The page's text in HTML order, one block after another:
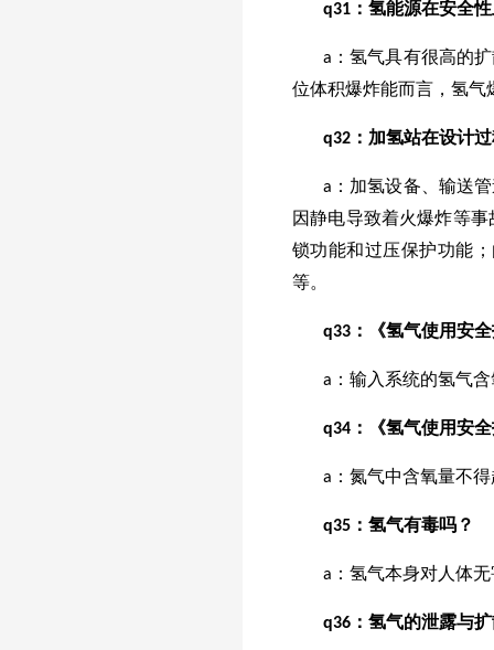
q31：氢能源在安全
a：氢气具有很高的
位体积爆炸能而言，氢气
q32：加氢站在设计
a：加氢设备、输送
因静电导致着火爆炸等
锁功能和过压保护功能
等。
q33：《氢气使用安
a：输入系统的氢气
q34：《氢气使用安
a：氮气中含氧量不得
q35：氢气有毒吗？
a：氢气本身对人体
q36：氢气的泄露与